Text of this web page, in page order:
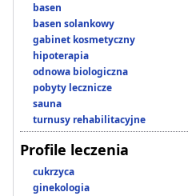
basen
basen solankowy
gabinet kosmetyczny
hipoterapia
odnowa biologiczna
pobyty lecznicze
sauna
turnusy rehabilitacyjne
Profile leczenia
cukrzyca
ginekologia